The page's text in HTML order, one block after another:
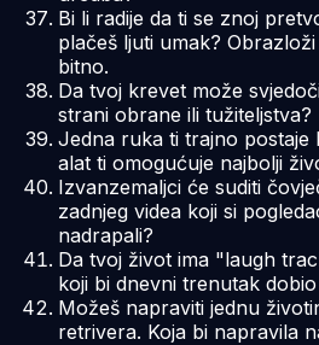
Bi li radije da ti se znoj
plačeš ljuti umak?
bitno.
Da tvoj krevet može
strani obrane ili tužiteljstva?
Jedna ruka ti trajno postaje
alat ti omogućuje najbolji
Izvanzemaljci će suditi
zadnjeg videa koji si
nadrapali?
Da tvoj život ima "laugh
koji bi dnevni trenutak
Možeš napraviti jednu
retrivera. Koja bi napravila